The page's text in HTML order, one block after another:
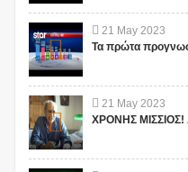
21 May 2023
Τα πρώτα
21 May 2023
ΧΡΟΝΗΣ ΜΙΣΣΙΟΣ!